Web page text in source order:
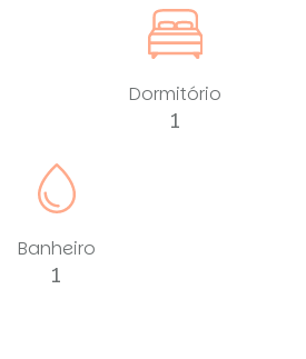
Dormitório
1
Banheiro
1